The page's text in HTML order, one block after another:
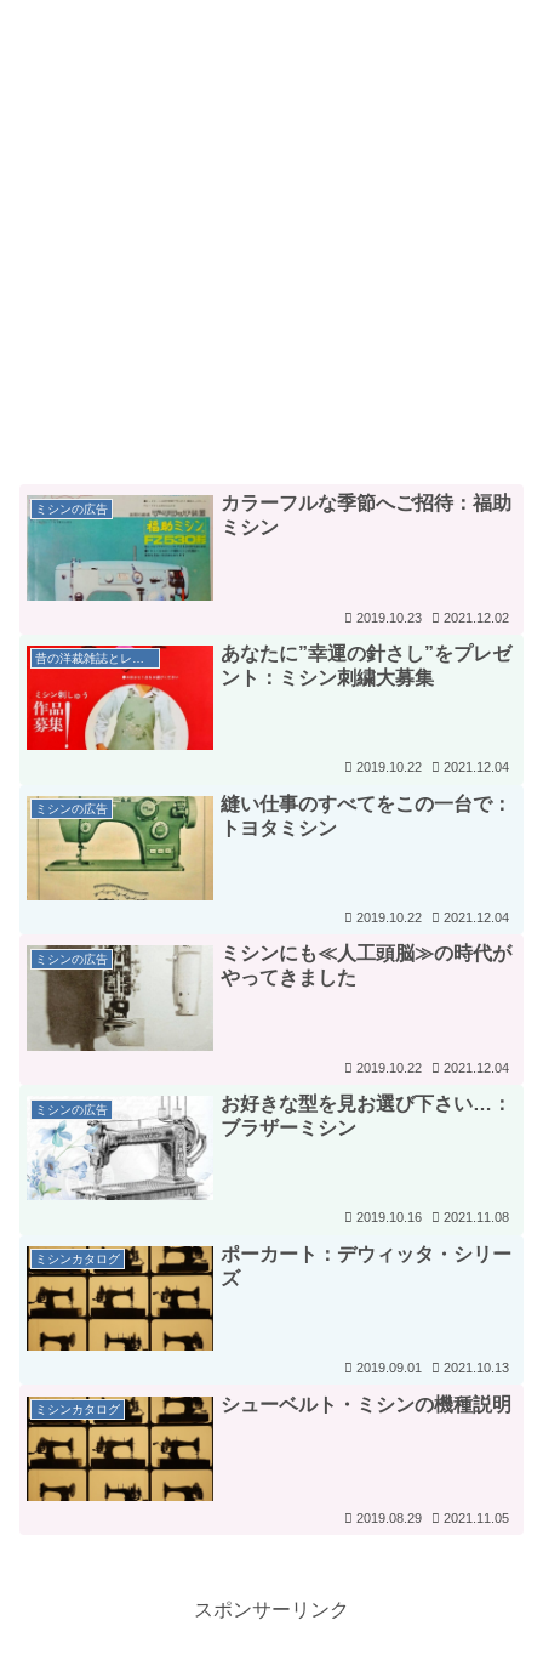
ミシンの広告
カラーフルな季節へご招待：福助
ミシン
2019.10.23 2021.12.02
昔の洋裁雑誌とレトロな広告
あなたに”幸運の針さし”をプレゼ
ント：ミシン刺繍大募集
2019.10.22 2021.12.04
ミシンの広告
縫い仕事のすべてをこの一台で：
トヨタミシン
2019.10.22 2021.12.04
ミシンの広告
ミシンにも≪人工頭脳≫の時代が
やってきました
2019.10.22 2021.12.04
ミシンの広告
お好きな型を見お選び下さい…：
ブラザーミシン
2019.10.16 2021.11.08
ミシンカタログ
ポーカート：デウィッタ・シリー
ズ
2019.09.01 2021.10.13
ミシンカタログ シューベルト・ミシンの機種説明
2019.08.29 2021.11.05
スポンサーリンク